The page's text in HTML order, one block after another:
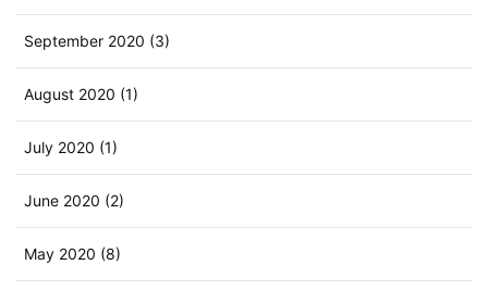
September 2020 (3)
August 2020 (1)
July 2020 (1)
June 2020 (2)
May 2020 (8)